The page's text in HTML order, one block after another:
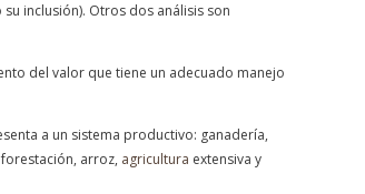
inclusión). Otros dos análisis son
del valor que tiene un adecuado manejo
a un sistema productivo: ganadería,
arroz, agricultura extensiva y